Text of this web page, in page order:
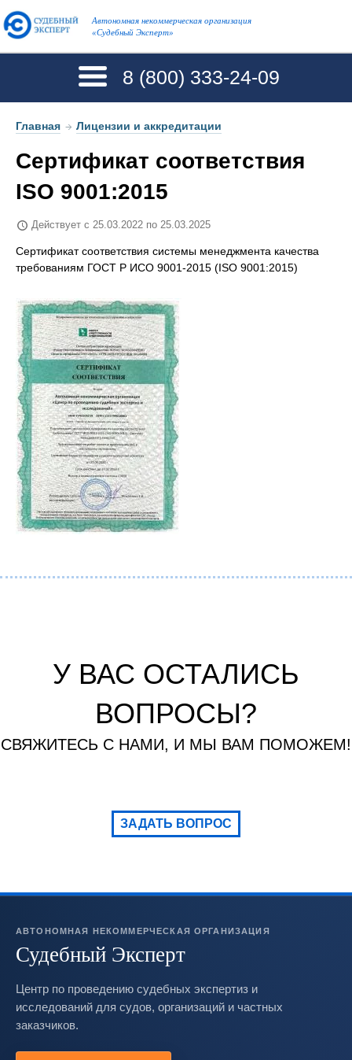
Автономная некоммерческая организация
«Судебный Эксперт»
8 (800) 333-24-09
Главная → Лицензии и аккредитации
Сертификат соответствия
ISO 9001:2015
Действует с 25.03.2022 по 25.03.2025
Сертификат соответствия системы менеджмента качества
требованиям ГОСТ Р ИСО 9001-2015 (ISO 9001:2015)
У ВАС ОСТАЛИСЬ
ВОПРОСЫ?
СВЯЖИТЕСЬ С НАМИ, И МЫ ВАМ ПОМОЖЕМ!
ЗАДАТЬ ВОПРОС
АВТОНОМНАЯ НЕКОММЕРЧЕСКАЯ ОРГАНИЗАЦИЯ
Судебный Эксперт
Центр по проведению судебных экспертиз и
исследований для судов, организаций и частных
заказчиков.